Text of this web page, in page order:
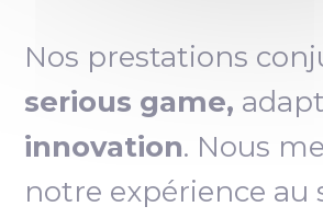
Nos prestations
serious game,
innovation. Nous
notre expérience au